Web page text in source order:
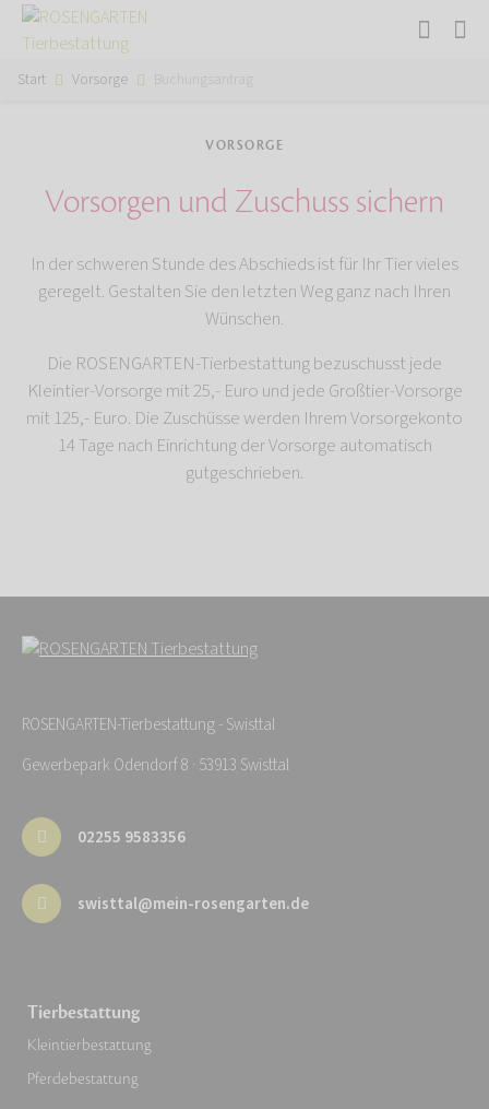
Start Vorsorge Buchungsantrag
VORSORGE
Vorsorgen und Zuschuss sichern
In der schweren Stunde des Abschieds ist für Ihr Tier vieles
geregelt. Gestalten Sie den letzten Weg ganz nach Ihren
Wünschen.
Die ROSENGARTEN-Tierbestattung bezuschusst jede
Kleintier-Vorsorge mit 25,- Euro und jede Großtier-Vorsorge
mit 125,- Euro. Die Zuschüsse werden Ihrem Vorsorgekonto
14 Tage nach Einrichtung der Vorsorge automatisch
gutgeschrieben.
ROSENGARTEN-Tierbestattung - Swisttal
Gewerbepark Odendorf 8 · 53913 Swisttal
02255 9583356
swisttal@mein-rosengarten.de
Tierbestattung
Kleintierbestattung
Pferdebestattung